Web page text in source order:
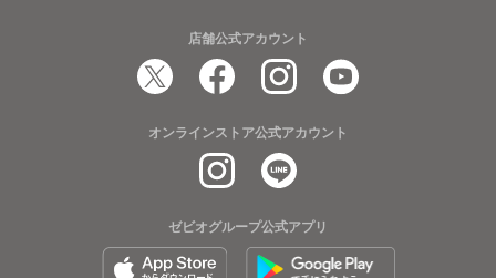
店舗公式アカウント
オンラインストア公式アカウント
ゼビオグループ公式アプリ